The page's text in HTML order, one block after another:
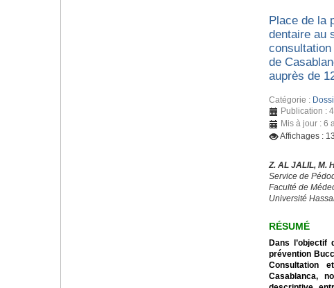
Place de la
dentaire au
de
auprès de
Catégorie :
Publication :
Mis à jour : 6
Affichages :
Z. AL JALIL, M.
Service de
Faculté de
Université
RÉSUMÉ
Dans l’objectif
prévention
Consultation
Casablanca,